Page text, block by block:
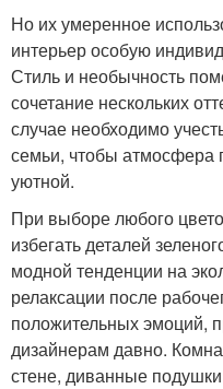
Но их умеренное
интерьер особую
Стиль и необычность
сочетание нескольких
случае необходимо
семьи, чтобы атмосфера
уютной.
При выборе любого
избегать деталей
модной тенденции на
релаксации после
положительных эмоций,
дизайнерам давно.
стене, диванные